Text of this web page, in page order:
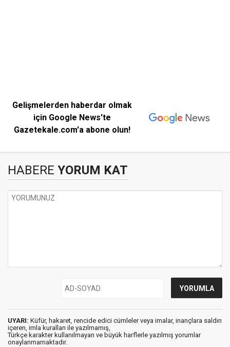
Gelişmelerden haberdar olmak
için Google News'te
Gazetekale.com'a abone olun!
HABERE YORUM KAT
UYARI: Küfür, hakaret, rencide edici cümleler veya imalar, inançlara saldırı
içeren, imla kuralları ile yazılmamış,
Türkçe karakter kullanılmayan ve büyük harflerle yazılmış yorumlar
onaylanmamaktadır.